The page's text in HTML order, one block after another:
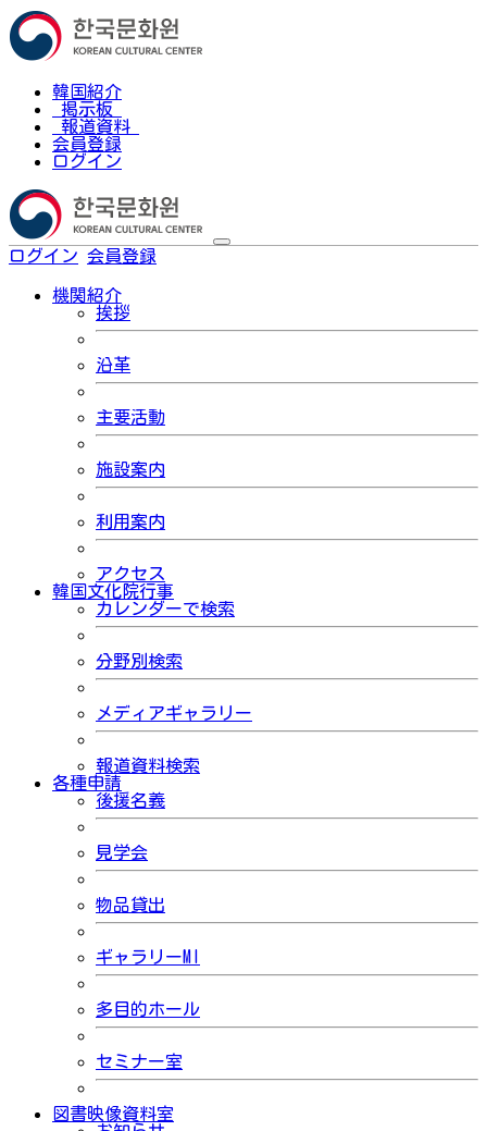
韓国紹介
掲示板
報道資料
会員登録
ログイン
ログイン 会員登録
機関紹介
挨拶
沿革
主要活動
施設案内
利用案内
アクセス
韓国文化院行事
カレンダーで検索
分野別検索
メディアギャラリー
報道資料検索
各種申請
後援名義
見学会
物品貸出
ギャラリーMI
多目的ホール
セミナー室
図書映像資料室